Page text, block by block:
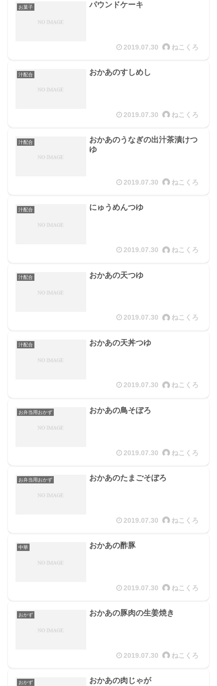
お菓子 パウンドケーキ
2019.07.30 ねこくろ
汁配合 おかあのすしめし
2019.07.30 ねこくろ
汁配合
おかあのうなぎの出汁茶漬けつ
ゆ
2019.07.30 ねこくろ
汁配合 にゅうめんつゆ
2019.07.30 ねこくろ
汁配合 おかあの天つゆ
2019.07.30 ねこくろ
汁配合 おかあの天丼つゆ
2019.07.30 ねこくろ
お弁当用おかず おかあの鳥そぼろ
2019.07.30 ねこくろ
お弁当用おかず おかあのたまごそぼろ
2019.07.30 ねこくろ
中華 おかあの酢豚
2019.07.30 ねこくろ
おかず おかあの豚肉の生姜焼き
2019.07.30 ねこくろ
おかず おかあの肉じゃが